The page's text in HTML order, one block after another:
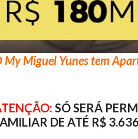
My Miguel Yunes tem
SÓ SERÁ
DE ATÉ R$